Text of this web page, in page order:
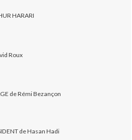
HARARI
Roux
de Rémi Bezançon
de Hasan Hadi